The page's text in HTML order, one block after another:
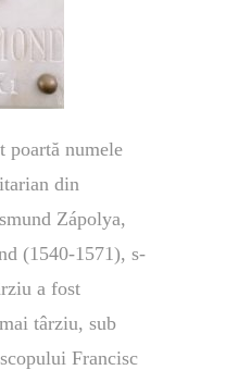
poartă numele
din
Zápolya,
(1540-1571), s-
a fost
târziu, sub
Francisc